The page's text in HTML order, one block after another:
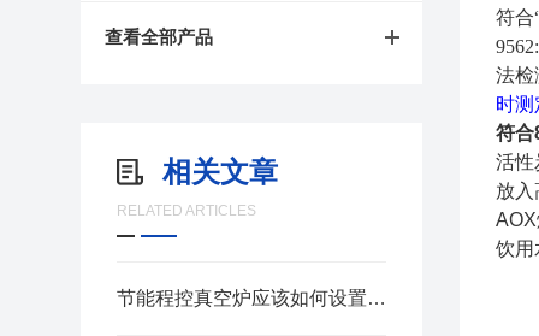
查看全部产品
相关文章
RELATED ARTICLES
节能程控真空炉应该如何设置温度？让专业人士来教你！
符合
法检
时
符合
活性
放
饮用